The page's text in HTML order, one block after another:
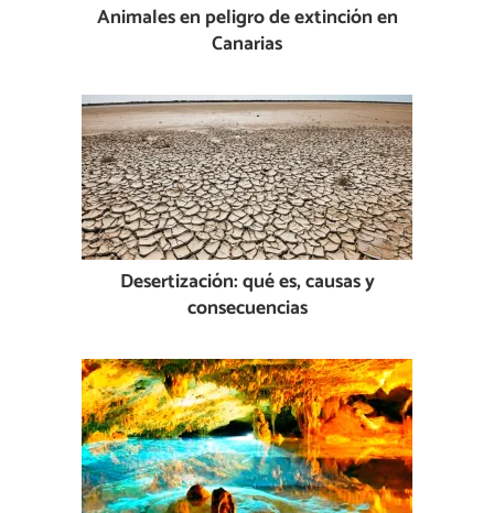
Animales en peligro de extinción en
Canarias
Desertización: qué es, causas y
consecuencias